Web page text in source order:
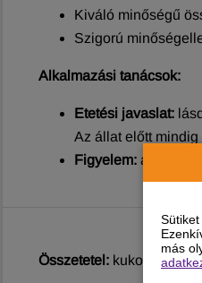
más
Kiváló minőségű
Szigorú
Alkalmazási tanácsok:
Etetési javaslat:
Az állat előtt
Figyelem: a napi
Összetetel: kukorica,